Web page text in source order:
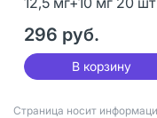
296 руб.
В корзину
Страница носит